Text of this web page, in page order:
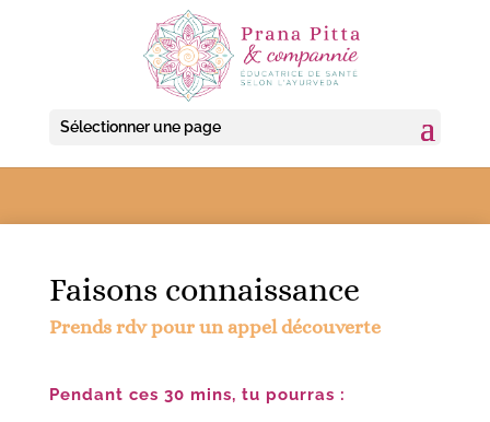
Sélectionner une page
Faisons connaissance
Prends rdv pour un appel découverte
Pendant ces 30 mins, tu pourras :